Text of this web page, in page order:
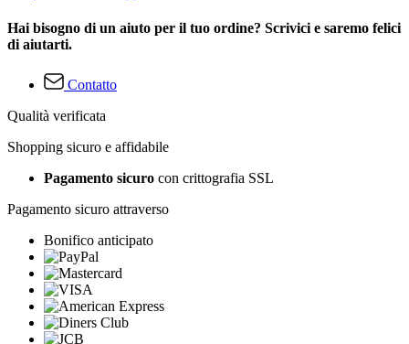
Hai bisogno di un aiuto per il tuo ordine? Scrivici e saremo felici
di aiutarti.
Contatto
Qualità verificata
Shopping sicuro e affidabile
Pagamento sicuro con crittografia SSL
Pagamento sicuro attraverso
Bonifico anticipato